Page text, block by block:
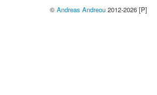
© Andreas Andreou 2012-2026 [P]